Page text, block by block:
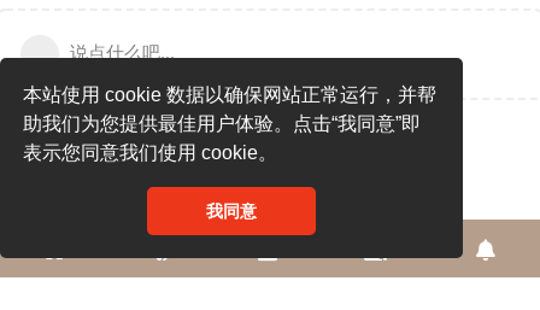
本站使用 cookie 数据以确保网站正常运行，并帮
助我们为您提供最佳用户体验。点击“我同意”即
表示您同意我们使用 cookie。
我同意
说点什么吧...